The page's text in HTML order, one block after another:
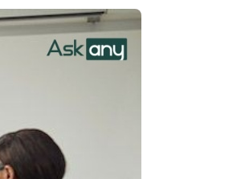
trở thành
phối bán hàng
ngại kết nối
khuyên cũng
có
liệu công ty dư
việc với ngân
bền vững của
số 9. * Kế
Philippin. *
Quốc - Chủ đầu